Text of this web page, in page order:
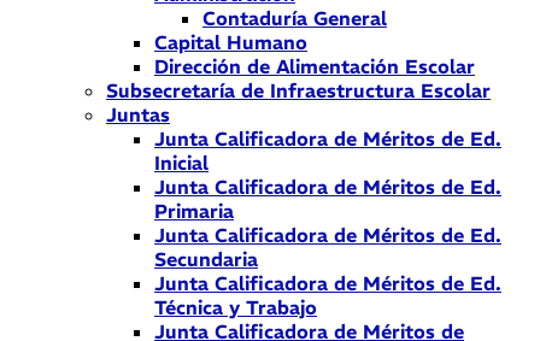
Contaduría General
Capital Humano
Dirección de Alimentación Escolar
Subsecretaría de Infraestructura Escolar
Juntas
Junta Calificadora de Méritos de Ed.
Inicial
Junta Calificadora de Méritos de Ed.
Primaria
Junta Calificadora de Méritos de Ed.
Secundaria
Junta Calificadora de Méritos de Ed.
Técnica y Trabajo
Junta Calificadora de Méritos de